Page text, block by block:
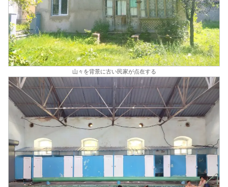
山々を背景に古い民家が点在する